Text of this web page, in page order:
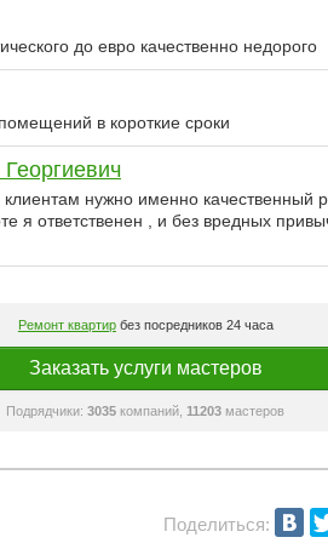
до евро качественно недорого
в короткие сроки
нужно именно качественный
я ответственен , и без вредных
Ремонт квартирбез посредников 24 часа
Заказать услуги мастеров
Подрядчики:3035 компаний, 11203 мастеров
Поделиться: